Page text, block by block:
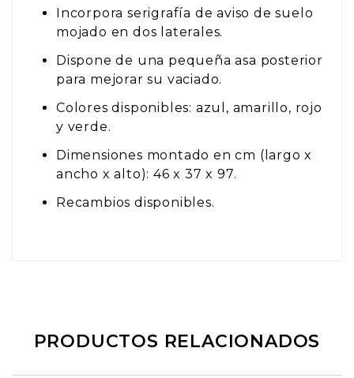
Incorpora serigrafía de aviso de suelo
mojado en dos laterales.
Dispone de una pequeña asa posterior
para mejorar su vaciado.
Colores disponibles: azul, amarillo, rojo
y verde.
Dimensiones montado en cm (largo x
ancho x alto): 46 x 37 x 97.
Recambios disponibles.
PRODUCTOS RELACIONADOS